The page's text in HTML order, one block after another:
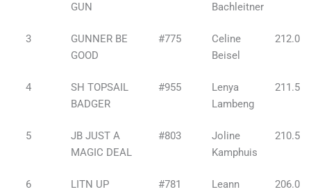
GUN
Bachleitner
3
GUNNER BE
GOOD
#775
Celine
Beisel
212.0
4
SH TOPSAIL
BADGER
#955
Lenya
Lambeng
211.5
5
JB JUST A
MAGIC DEAL
#803
Joline
Kamphuis
210.5
6
LITN UP
#781
Leann
206.0